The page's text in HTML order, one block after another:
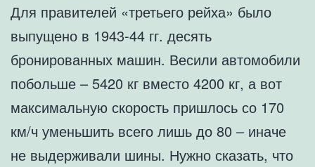
Для правителей «третьего рейха» было
выпущено в 1943-44 гг. десять
бронированных машин. Весили автомобили
побольше – 5420 кг вместо 4200 кг, а вот
максимальную скорость пришлось со 170
км/ч уменьшить всего лишь до 80 – иначе
не выдерживали шины. Нужно сказать, что